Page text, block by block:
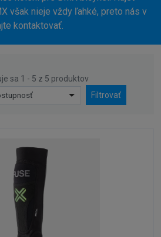
však nieje vždy ľahké, preto nás v
kontaktovať.
sa 1 - 5 z 5 produktov
Filtrovať